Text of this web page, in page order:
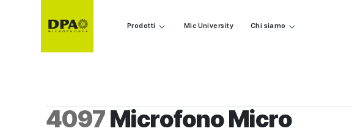
Prodotti Mic University Chi siamo
4097Microfono Micro